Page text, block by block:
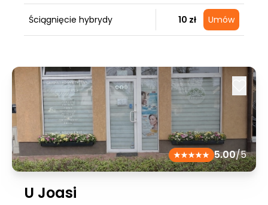
Ściągnięcie hybrydy 10 zł Umów
5.00/5
U Joasi